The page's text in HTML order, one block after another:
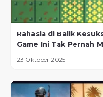
Rahasia di Balik
Game Ini Tak Pernah
23 Oktober 2025